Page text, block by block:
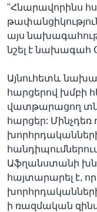
"Հնարավորինս
այս
նշել է նախագահ
Այնուհետև
հարցերով խմբի
վատթարացող
հարցեր:
Աֆղանստանի
հայտարարել է,
ի ռազմական